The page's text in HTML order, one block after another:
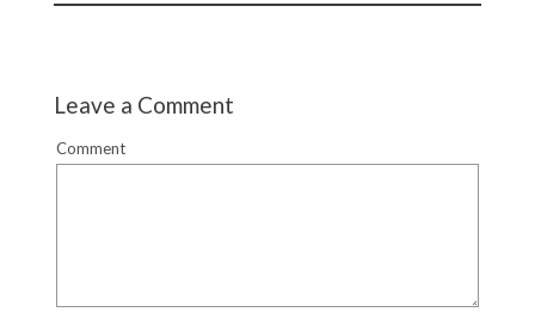
Leave a Comment
Comment